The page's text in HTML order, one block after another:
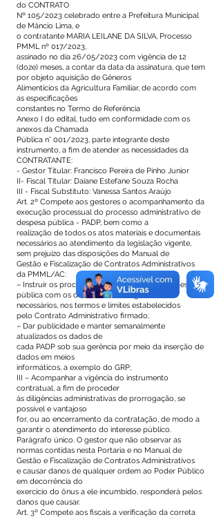
do CONTRATO
Nº 105/2023 celebrado entre a Prefeitura Municipal
de Mâncio Lima, e
o contratante MARIA LEILANE DA SILVA, Processo
PMML nº 017/2023,
assinado no dia 26/05/2023 com vigência de 12
(doze) meses, a contar da data da assinatura, que tem
por objeto aquisição de Gêneros
Alimentícios da Agricultura Familiar, de acordo com
as especificações
constantes no Termo de Referência
Anexo I do edital, tudo em conformidade com os
anexos da Chamada
Pública n° 001/2023, parte integrante deste
instrumento, a fim de atender as necessidades da
CONTRATANTE:
- Gestor Titular: Francisco Pereira de Pinho Junior
II- Fiscal Titular: Daiane Estefane Souza Rocha
III - Fiscal Substituto: Vanessa Santos Araújo
Art. 2º Compete aos gestores o acompanhamento da
execução processual do processo administrativo de
despesa pública - PADP, bem como a
realização de todos os atos materiais e documentais
necessários ao atendimento da legislação vigente,
sem prejuízo das disposições do Manual de
Gestão e Fiscalização de Contratos Administrativos
da PMML/AC:
– Instruir os processos administrativos de despesa
pública com os documentos obrigatórios e
necessários, nos termos e limites estabelecidos
pelo Contrato Administrativo firmado;
– Dar publicidade e manter semanalmente
atualizados os dados de
cada PADP sob sua gerência por meio da inserção de
dados em meios
informáticos, a exemplo do GRP;
III – Acompanhar a vigência do instrumento
contratual, a fim de proceder
às diligências administrativas de prorrogação, se
possível e vantajoso
for, ou ao encerramento da contratação, de modo a
garantir o atendimento do interesse público.
Parágrafo único. O gestor que não observar as
normas contidas nesta Portaria e no Manual de
Gestão e Fiscalização de Contratos Administrativos
e causar danos de qualquer ordem ao Poder Público
em decorrência do
exercício do ônus a ele incumbido, responderá pelos
danos que causar.
Art. 3º Compete aos fiscais a verificação da correta